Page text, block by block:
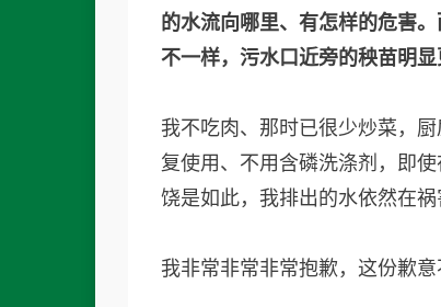
的水流向哪里、有怎样的危害
不一样，污水口近旁的秧苗明显
我不吃肉、那时已很少炒菜，
复使用、不用含磷洗涤剂，即
饶是如此，我排出的水依然在祸
我非常非常非常抱歉，这份歉